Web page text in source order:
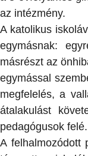
az intézmény.
A katolikus
egymásnak:
másrészt az
egymással
megfelelés, a
átalakulást
pedagógusok felé.
A felhalmozódott